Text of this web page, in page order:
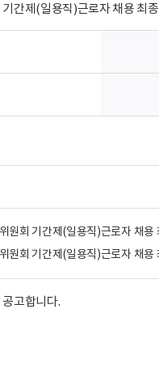
간제(일용직)근로자 채용 최
회 기간제(일용직)근로자 채용
회 기간제(일용직)근로자 채용
고합니다.